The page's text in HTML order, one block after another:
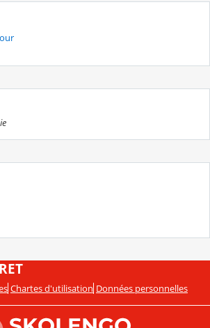
Chartes d'utilisation Données personnelles